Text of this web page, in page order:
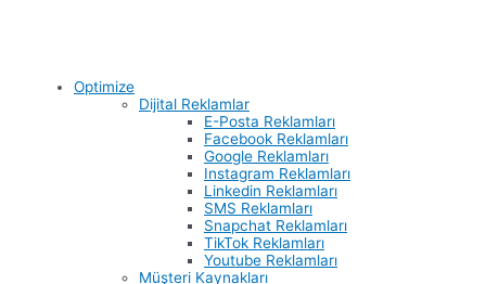
Optimize
Dijital Reklamlar
E-Posta Reklamları
Facebook Reklamları
Google Reklamları
Instagram Reklamları
Linkedin Reklamları
SMS Reklamları
Snapchat Reklamları
TikTok Reklamları
Youtube Reklamları
Müşteri Kaynakları